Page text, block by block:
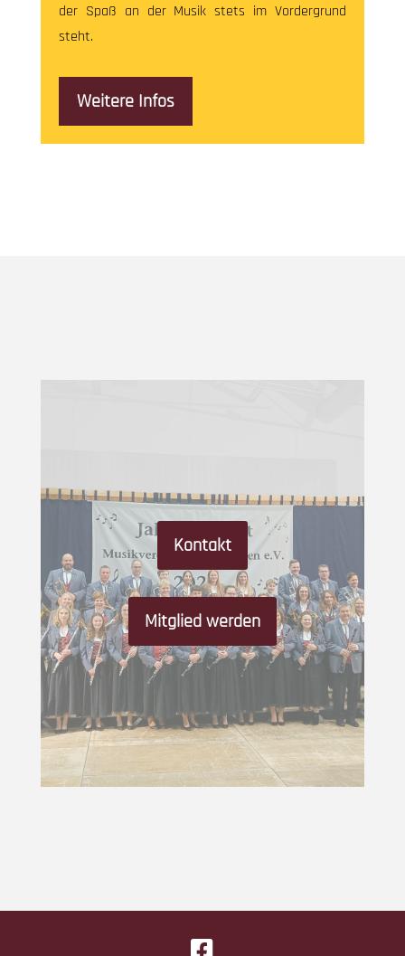
der Spaß an der Musik stets im Vordergrund
steht.
Weitere Infos
Kontakt
Mitglied werden
